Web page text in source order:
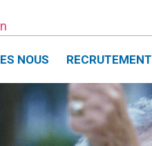
NOUS RECRUTEMENT